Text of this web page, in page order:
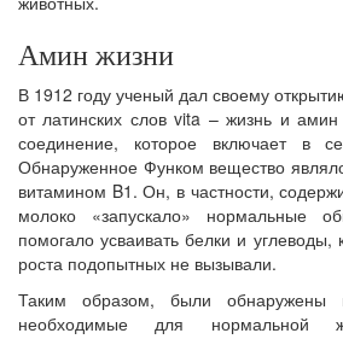
Амин жизни
В 1912 году ученый дал своему
от латинских слов vita – жизнь и
соединение, которое включает в
Обнаруженное Функом вещество
витамином B1. Он, в частности,
молоко «запускало» нормальные
помогало усваивать белки и
роста подопытных не вызывали.
Таким образом, были обнаружены
необходимые для нормальной